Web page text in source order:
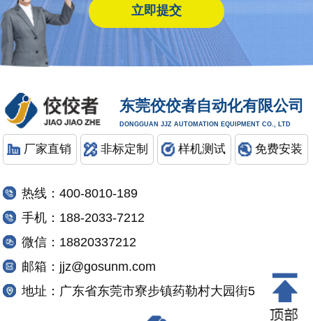
东莞佼佼者自动化有限公司
DONGGUAN JJZ AUTOMATION EQUIPMENT CO., LTD
厂家直销 非标定制 样机测试 免费安装
热线：400-8010-189
手机：188-2033-7212
微信：18820337212
邮箱：jjz@gosunm.com
地址：广东省东莞市寮步镇药勒村大园街5号